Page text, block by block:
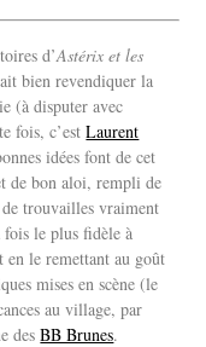
d’Astérix et les
bien revendiquer la
(à disputer avec
fois, c’estLaurent
idées font de cet
de bon aloi, rempli de
de trouvailles vraiment
fois le plus fidèle à
en le remettant au goût
mises en scène (le
au village, par
desBB Brunes.